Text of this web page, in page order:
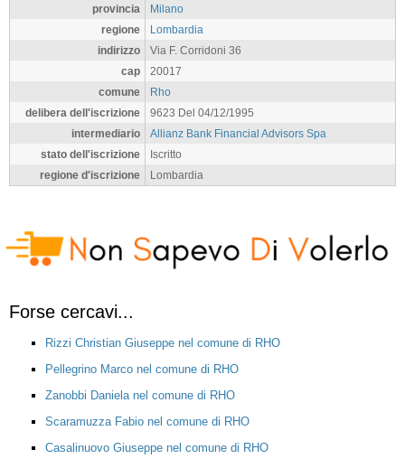
provincia
Milano
regione
Lombardia
indirizzo
Via F. Corridoni 36
cap
20017
comune
Rho
delibera dell'iscrizione
9623 Del 04/12/1995
intermediario
Allianz Bank Financial Advisors Spa
stato dell'iscrizione
Iscritto
regione d'iscrizione
Lombardia
Forse cercavi...
Rizzi Christian Giuseppe nel comune di RHO
Pellegrino Marco nel comune di RHO
Zanobbi Daniela nel comune di RHO
Scaramuzza Fabio nel comune di RHO
Casalinuovo Giuseppe nel comune di RHO